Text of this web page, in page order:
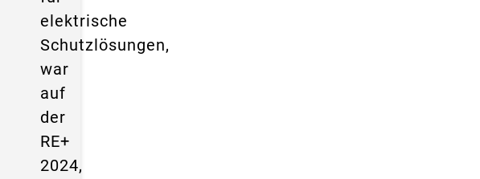
elektrische
Schutzlösungen,
war
auf
der
RE+
2024,